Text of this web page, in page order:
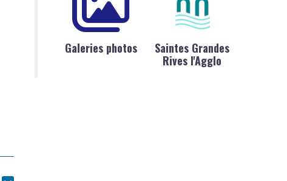
Galeries photos
Saintes Grandes
Rives l'Agglo